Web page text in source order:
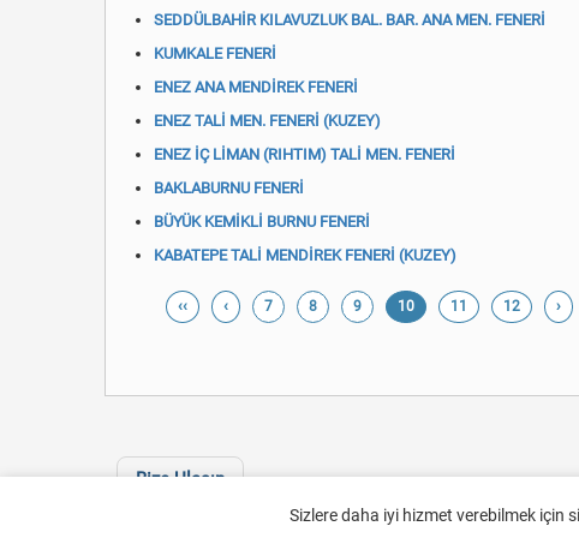
SEDDÜLBAHİR KILAVUZLUK BAL. BAR. ANA MEN. FENERİ
KUMKALE FENERİ
ENEZ ANA MENDİREK FENERİ
ENEZ TALİ MEN. FENERİ (KUZEY)
ENEZ İÇ LİMAN (RIHTIM) TALİ MEN. FENERİ
BAKLABURNU FENERİ
BÜYÜK KEMİKLİ BURNU FENERİ
KABATEPE TALİ MENDİREK FENERİ (KUZEY)
‹‹ ‹ 7 8 9 10 11 12 ›
Bize Ulaşın
Sizlere daha iyi hizmet verebilmek için